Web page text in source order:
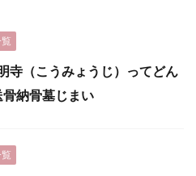
寺（こうみょうじ）ってどん
納骨墓じまい